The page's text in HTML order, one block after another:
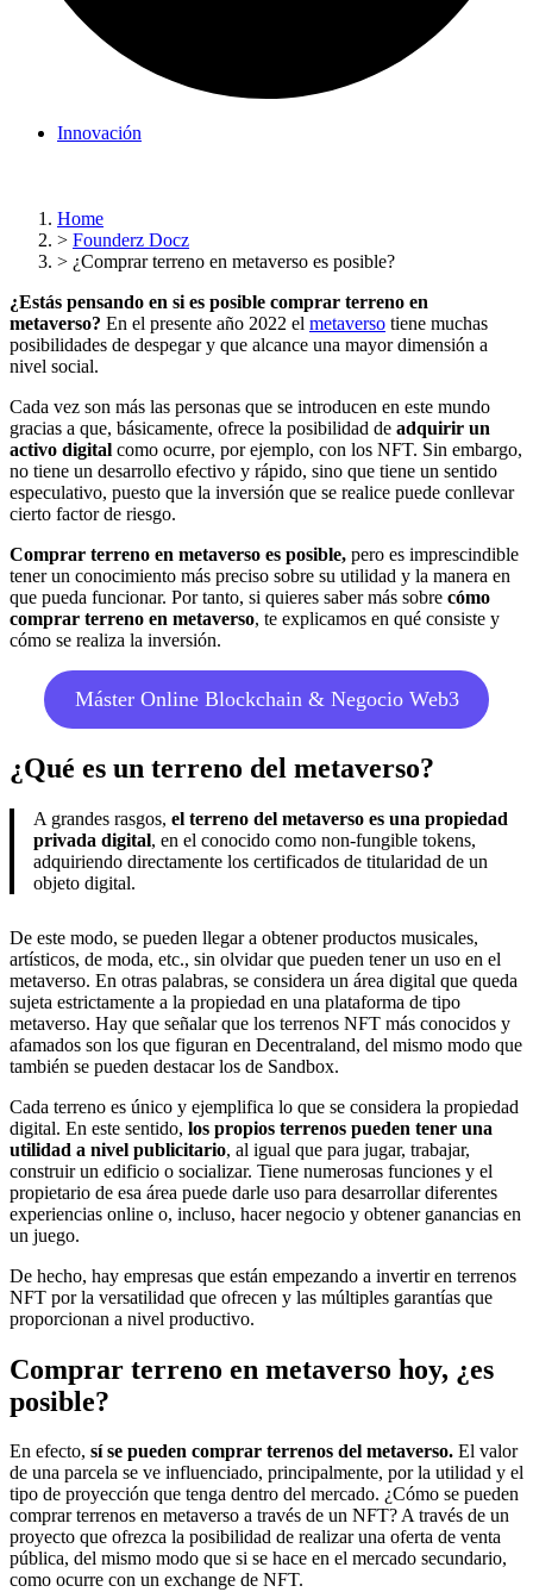
Innovación
Home
> Founderz Docz
> ¿Comprar terreno en metaverso es posible?
¿Estás pensando en si es posible comprar terreno en
metaverso? En el presente año 2022 el metaverso tiene muchas
posibilidades de despegar y que alcance una mayor dimensión a
nivel social.
Cada vez son más las personas que se introducen en este mundo
gracias a que, básicamente, ofrece la posibilidad de adquirir un
activo digital como ocurre, por ejemplo, con los NFT. Sin embargo,
no tiene un desarrollo efectivo y rápido, sino que tiene un sentido
especulativo, puesto que la inversión que se realice puede conllevar
cierto factor de riesgo.
Comprar terreno en metaverso es posible, pero es imprescindible
tener un conocimiento más preciso sobre su utilidad y la manera en
que pueda funcionar. Por tanto, si quieres saber más sobre cómo
comprar terreno en metaverso, te explicamos en qué consiste y
cómo se realiza la inversión.
Máster Online Blockchain & Negocio Web3
¿Qué es un terreno del metaverso?
A grandes rasgos, el terreno del metaverso es una propiedad
privada digital, en el conocido como non-fungible tokens,
adquiriendo directamente los certificados de titularidad de un
objeto digital.
De este modo, se pueden llegar a obtener productos musicales,
artísticos, de moda, etc., sin olvidar que pueden tener un uso en el
metaverso. En otras palabras, se considera un área digital que queda
sujeta estrictamente a la propiedad en una plataforma de tipo
metaverso. Hay que señalar que los terrenos NFT más conocidos y
afamados son los que figuran en Decentraland, del mismo modo que
también se pueden destacar los de Sandbox.
Cada terreno es único y ejemplifica lo que se considera la propiedad
digital. En este sentido, los propios terrenos pueden tener una
utilidad a nivel publicitario, al igual que para jugar, trabajar,
construir un edificio o socializar. Tiene numerosas funciones y el
propietario de esa área puede darle uso para desarrollar diferentes
experiencias online o, incluso, hacer negocio y obtener ganancias en
un juego.
De hecho, hay empresas que están empezando a invertir en terrenos
NFT por la versatilidad que ofrecen y las múltiples garantías que
proporcionan a nivel productivo.
Comprar terreno en metaverso hoy, ¿es
posible?
En efecto, sí se pueden comprar terrenos del metaverso. El valor
de una parcela se ve influenciado, principalmente, por la utilidad y el
tipo de proyección que tenga dentro del mercado. ¿Cómo se pueden
comprar terrenos en metaverso a través de un NFT? A través de un
proyecto que ofrezca la posibilidad de realizar una oferta de venta
pública, del mismo modo que si se hace en el mercado secundario,
como ocurre con un exchange de NFT.